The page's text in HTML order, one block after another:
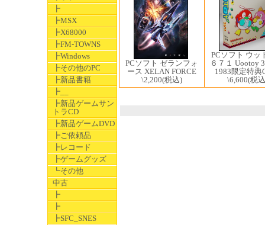
┣
┣MSX
┣X68000
┣FM-TOWNS
┣Windows
┣その他のPC
┣新品書籍
┣__
┣新品ゲームサン
トラCD
┣新品ゲームDVD
┣ご依頼品
┣レコード
┣ゲームグッズ
┗その他
中古
┣
┣
┣SFC_SNES
PCソフト ゼランフォ
ース XELAN FORCE
\2,200(税込)
PCソフト ウッ
６７１
1983限定特典
\6,600(税